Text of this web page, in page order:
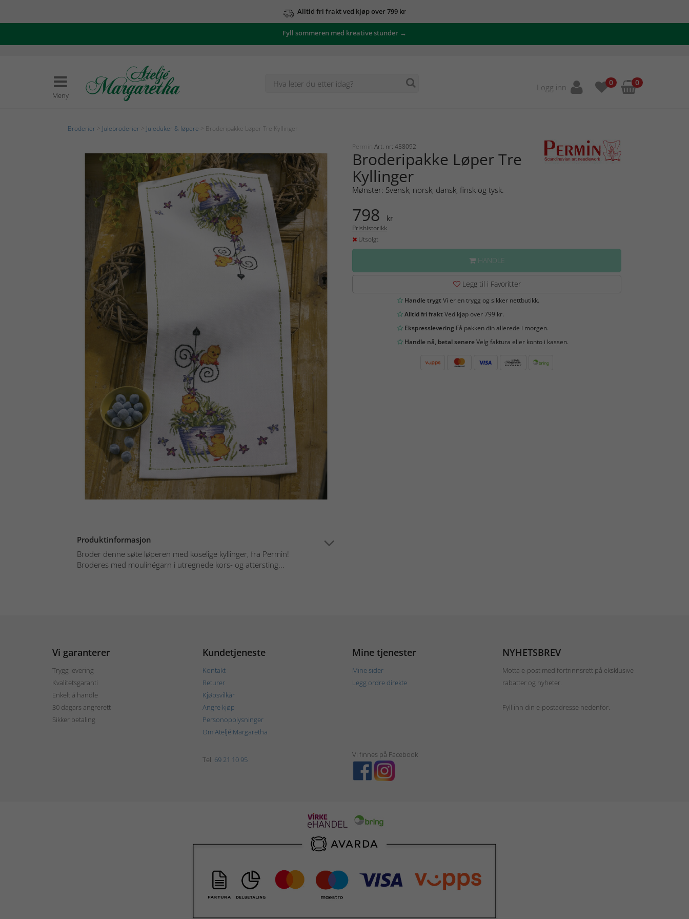
Alltid fri frakt ved kjøp over 799 kr
Fyll sommeren med kreative stunder →
Meny
Logg inn 0 0
Broderier Julebroderier Juleduker & løpere > Broderipakke Løper Tre Kyllinger
Produktinformasjon
Broder denne søte løperen med koselige kyllinger, fra Permin!
Broderes med moulinégarn i utregnede kors- og attersting...
Permin Art. nr: 458092
Broderipakke Løper Tre
Kyllinger
Mønster: Svensk, norsk, dansk, finsk og tysk.
798 kr
Prishistorikk
Utsolgt
HANDLE
Legg til i Favoritter
Handle trygtVi er en trygg og sikker nettbutikk.
Alltid fri fraktVed kjøp over 799 kr.
EkspressleveringFå pakken din allerede i morgen.
Handle nå, betal senereVelg faktura eller konto i kassen.
Vi garanterer
Trygg levering
Kvalitetsgaranti
Enkelt å handle
30 dagars angrerett
Sikker betaling
Kundetjeneste
Kontakt
Returer
Kjøpsvilkår
Angre kjøp
Personopplysninger
Om Ateljé Margaretha
Mine tjenester
Mine sider
Legg ordre direkte
NYHETSBREV
Motta e-post med fortrinnsrett på eksklusive
rabatter og nyheter.
Fyll inn din e-postadresse nedenfor.
Tel: 69 21 10 95
Vi finnes på Facebook